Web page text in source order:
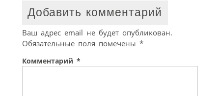
Добавить комментарий
Ваш адрес email не будет опубликован.
Обязательные поля помечены *
Комментарий *